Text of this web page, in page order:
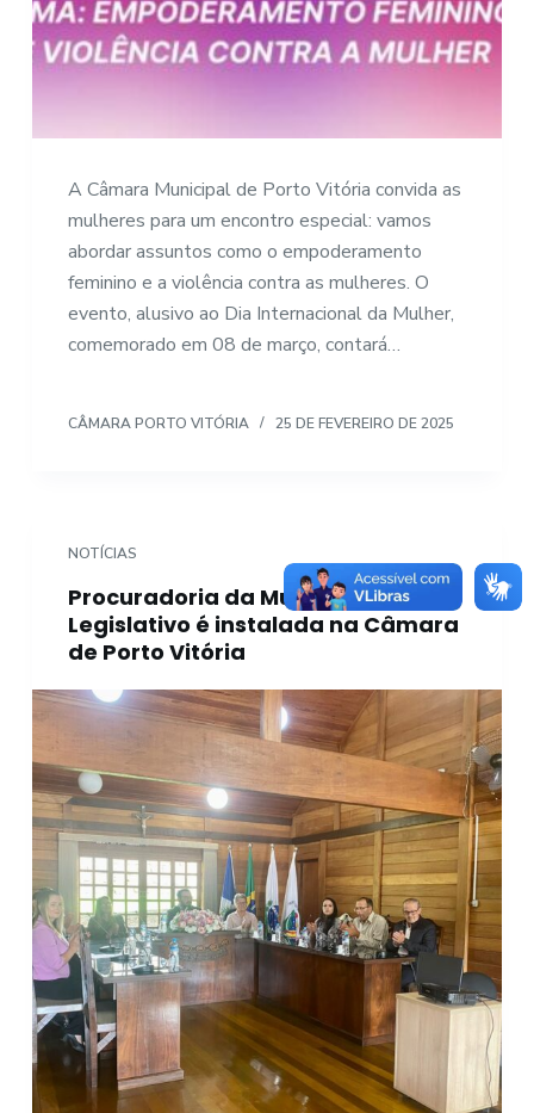
A Câmara Municipal de Porto Vitória convida as
mulheres para um encontro especial: vamos
abordar assuntos como o empoderamento
feminino e a violência contra as mulheres. O
evento, alusivo ao Dia Internacional da Mulher,
comemorado em 08 de março, contará…
CÂMARA PORTO VITÓRIA 25 DE FEVEREIRO DE 2025
NOTÍCIAS
Procuradoria da Mulher do Poder
Legislativo é instalada na Câmara
de Porto Vitória